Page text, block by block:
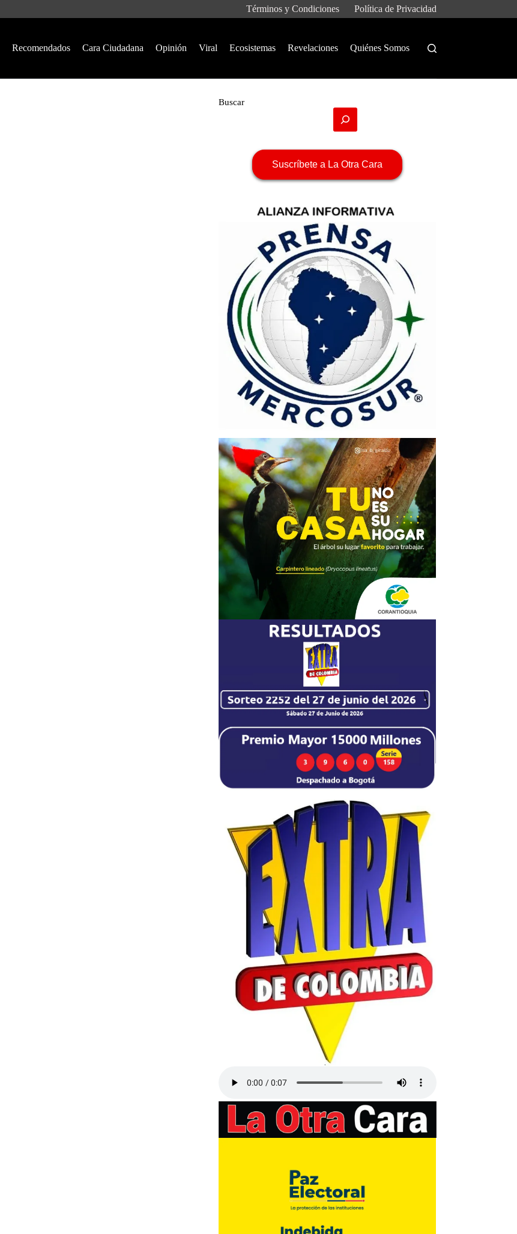
Términos y Condiciones Política de Privacidad
Recomendados Cara Ciudadana Opinión Viral Ecosistemas Revelaciones Quiénes Somos
Buscar
Suscríbete a La Otra Cara